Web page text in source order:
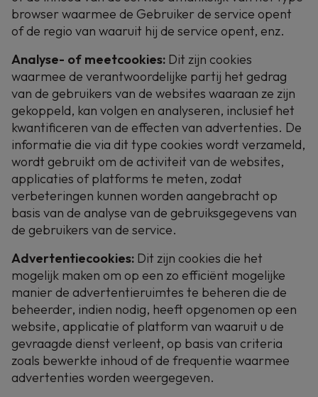
browser waarmee de Gebruiker de service opent
of de regio van waaruit hij de service opent, enz.
Analyse- of meetcookies: Dit zijn cookies
waarmee de verantwoordelijke partij het gedrag
van de gebruikers van de websites waaraan ze zijn
gekoppeld, kan volgen en analyseren, inclusief het
kwantificeren van de effecten van advertenties. De
informatie die via dit type cookies wordt verzameld,
wordt gebruikt om de activiteit van de websites,
applicaties of platforms te meten, zodat
verbeteringen kunnen worden aangebracht op
basis van de analyse van de gebruiksgegevens van
de gebruikers van de service.
Advertentiecookies: Dit zijn cookies die het
mogelijk maken om op een zo efficiënt mogelijke
manier de advertentieruimtes te beheren die de
beheerder, indien nodig, heeft opgenomen op een
website, applicatie of platform van waaruit u de
gevraagde dienst verleent, op basis van criteria
zoals bewerkte inhoud of de frequentie waarmee
advertenties worden weergegeven.